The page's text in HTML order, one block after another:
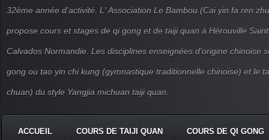
32ème année d'activité. L' Association Le Bambou (Cai yin fa ren
propose cours et stages de qi gong et de taiji quan à Hérouville
Calvados Normandie. Les disciplines enseignées d'origine chinoise
gong ou tao yin chi kung (gymnastique traditionnelle chinoise) et le
chuan) du style Yangjia michuan taiji quan.
ACCUEIL COURS DE TAIJI QUAN COURS DE QI GONG